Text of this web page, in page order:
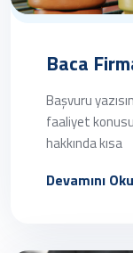
Baca
Başvuru
faaliyet
hakkında kısa
Devamını Oku